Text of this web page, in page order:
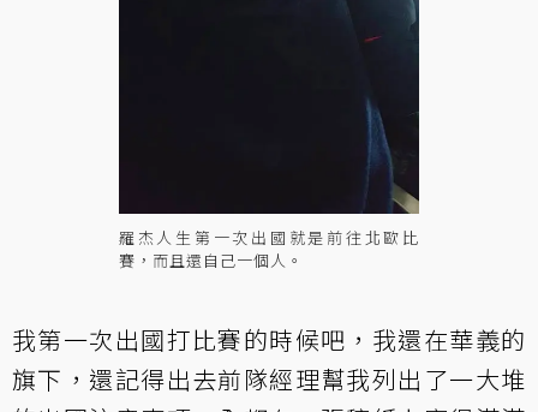
羅杰人生第一次出國就是前往北歐比
賽，而且還自己一個人。
我第一次出國打比賽的時候吧，我還在華義的
旗下，還記得出去前隊經理幫我列出了一大堆